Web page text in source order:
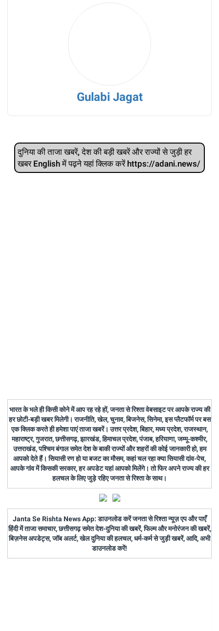
Gulabi Jagat
दुनिया की ताजा खबरें, देश की बड़ी खबरें और राज्‍यों से जुड़ी हर
खबर English में पढ़ने यहां क्लिक करें https://adani.news/
भारत के भले ही किसी कोने में आप रह रहे हों, जनता से रिश्ता वेबसाइट पर आपके राज्य की
हर छोटी-बड़ी खबर मिलेगी। राजनीति, खेल, चुनाव, बिजनेस, सिनेमा, इस प्लैटफॉर्म पर बस
एक क्लिक करते ही हमेशा पाएं ताजा खबरें। उत्तर प्रदेश, बिहार, मध्य प्रदेश, राजस्थान,
महाराष्ट्र, गुजरात, छत्तीसगढ़, झारखंड, हिमाचल प्रदेश, पंजाब, हरियाणा, जम्मू-कश्मीर,
उत्तराखंड, पश्चिम बंगाल समेत देश के बाकी राज्यों और शहरों की कोई जानकारी हो, हम
आपको देते हैं। सियासी रण हो या बजट का मौसम, कहां चल रहा क्या सियासी दांव-पेच,
आपके गांव में किसकी सरकार, हर अपडेट यहां आपको मिलेंगे। तो फिर अपने राज्य की हर
हलचल के लिए जुड़े रहिए जनता से रिश्ता के साथ।
Janta Se Rishta News App: डाउनलोड करें जनता से रिश्ता न्यूज़ एप और पाएँ
हिंदी में ताजा समाचार, छत्तीसगढ़ समेत देश-दुनिया की खबरें, फिल्म और मनोरंजन की खबरें,
बिज़नेस अपडेट्स, जॉब अलर्ट, खेल दुनिया की हलचल, धर्म-कर्म से जुड़ी खबरें, आदि, अभी
डाउनलोड करें!